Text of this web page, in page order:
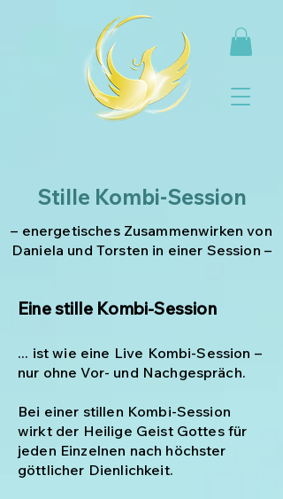
Stille Kombi-Session
– energetisches Zusammenwirken von
Daniela und Torsten in einer Session –
Eine stille Kombi-Session
... ist wie eine Live Kombi-Session –
nur ohne Vor- und Nachgespräch.
​Bei einer stillen Kombi-Session
wirkt der Heilige Geist Gottes für
jeden Einzelnen nach höchster
göttlicher Dienlichkeit.